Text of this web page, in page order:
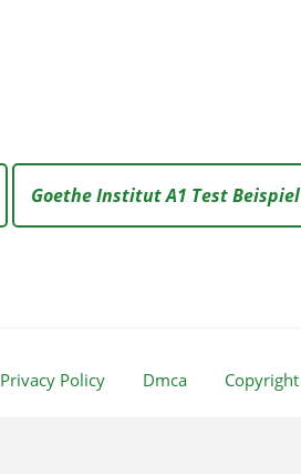
Goethe Institut A1 Test Beispiel
Privacy Policy Dmca Copyright